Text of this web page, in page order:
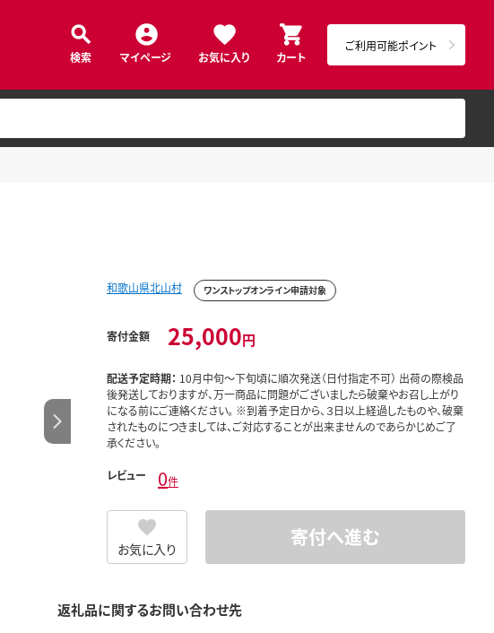
検索 マイページ お気に入り カート
ご利用可能ポイント
和歌山県北山村 ワンストップオンライン申請対象
寄付金額 25,000円
配送予定時期： 10月中旬～下旬頃に順次発送（日付指定不可） 出荷の際検品
後発送しておりますが、万一商品に問題がございましたら破棄やお召し上がり
になる前にご連絡ください。 ※到着予定日から、３日以上経過したものや、破棄
されたものにつきましては、ご対応することが出来ませんのであらかじめご了
承ください。
レビュー 0件
お気に入り 寄付へ進む
返礼品に関するお問い合わせ先